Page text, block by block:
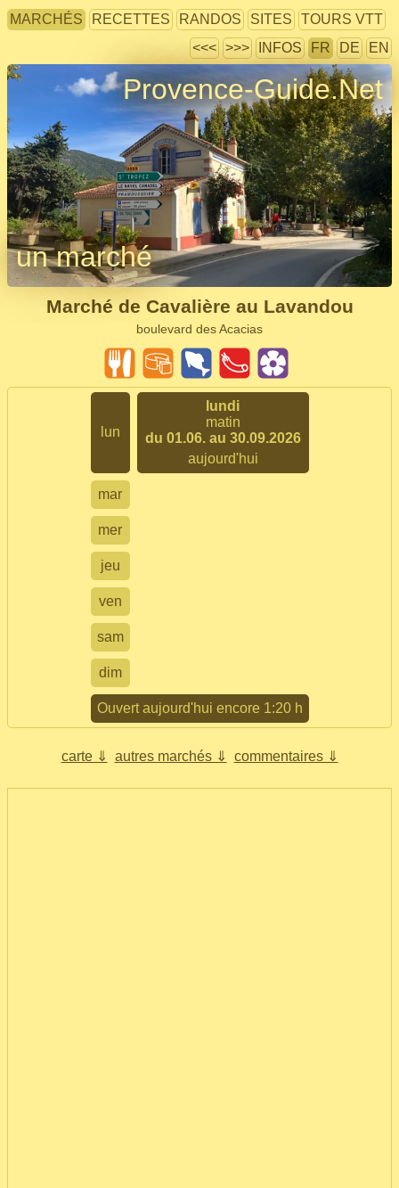
MARCHÉS RECETTES RANDOS SITES
TOURS VTT
<<< >>> INFOS FR DE EN
Provence-Guide.Net
un marché
Marché de Cavalière au Lavandou
boulevard des Acacias
lun
lundi
matin
du 01.06. au 30.09.2026
aujourd'hui
mar
mer
jeu
ven
sam
dim
Ouvert aujourd'hui encore 1:20 h
carte ⇓ autres marchés ⇓ commentaires ⇓